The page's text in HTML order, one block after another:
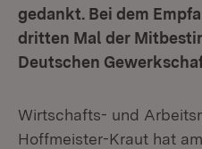
gedankt. Bei dem
dritten Mal der
Deutschen
Wirtschafts- und
Hoffmeister-Kraut hat